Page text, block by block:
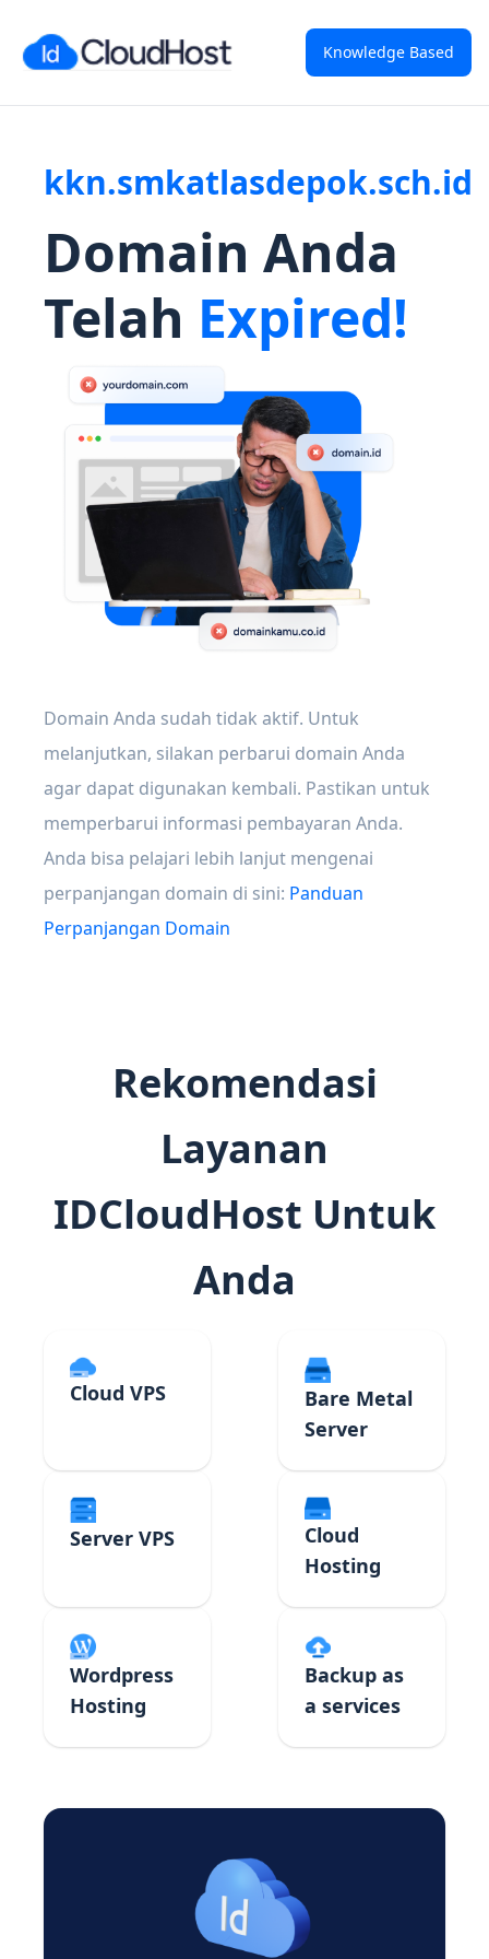
Knowledge Based
kkn.smkatlasdepok.sch.id
Domain Anda
Telah Expired!
Domain Anda sudah tidak aktif. Untuk
melanjutkan, silakan perbarui domain Anda
agar dapat digunakan kembali. Pastikan untuk
memperbarui informasi pembayaran Anda.
Anda bisa pelajari lebih lanjut mengenai
perpanjangan domain di sini: Panduan
Perpanjangan Domain
Rekomendasi
Layanan
IDCloudHost Untuk
Anda
Cloud VPS
Bare Metal
Server
Server VPS
Cloud
Hosting
Wordpress
Hosting
Backup as
a services